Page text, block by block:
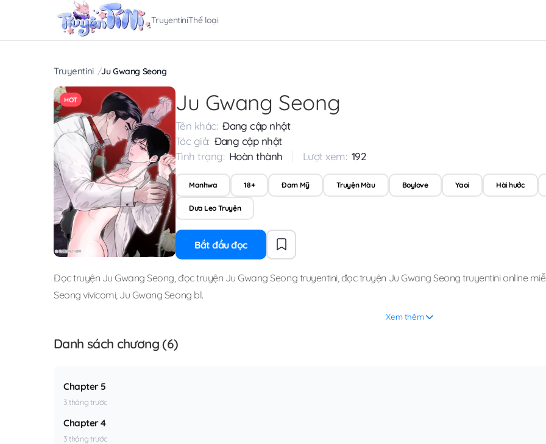
TruyentiniThể loại
Truyentini Ju Gwang Seong
HOT Ju Gwang Seong
Tên khác: Đang cập nhật
Tác giả: Đang cập nhật
Tình trạng: Hoàn thành Lượt xem: 192
Manhwa 18+ Đam Mỹ Truyện Màu Boylove Yaoi Hài hước
Dưa Leo Truyện
Bắt đầu đọc
Đọc truyện Ju Gwang Seong,đọc truyện Ju Gwang Seong truyentini,đọc truyện Ju Gwang Seong truyentini online
Seong vivicomi, Ju Gwang Seong bl.
Xem thêm
Danh sách chương (6)
Chapter 5
3 tháng trước
Chapter 4
3 tháng trước